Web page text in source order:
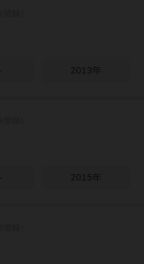
2013年
2015年